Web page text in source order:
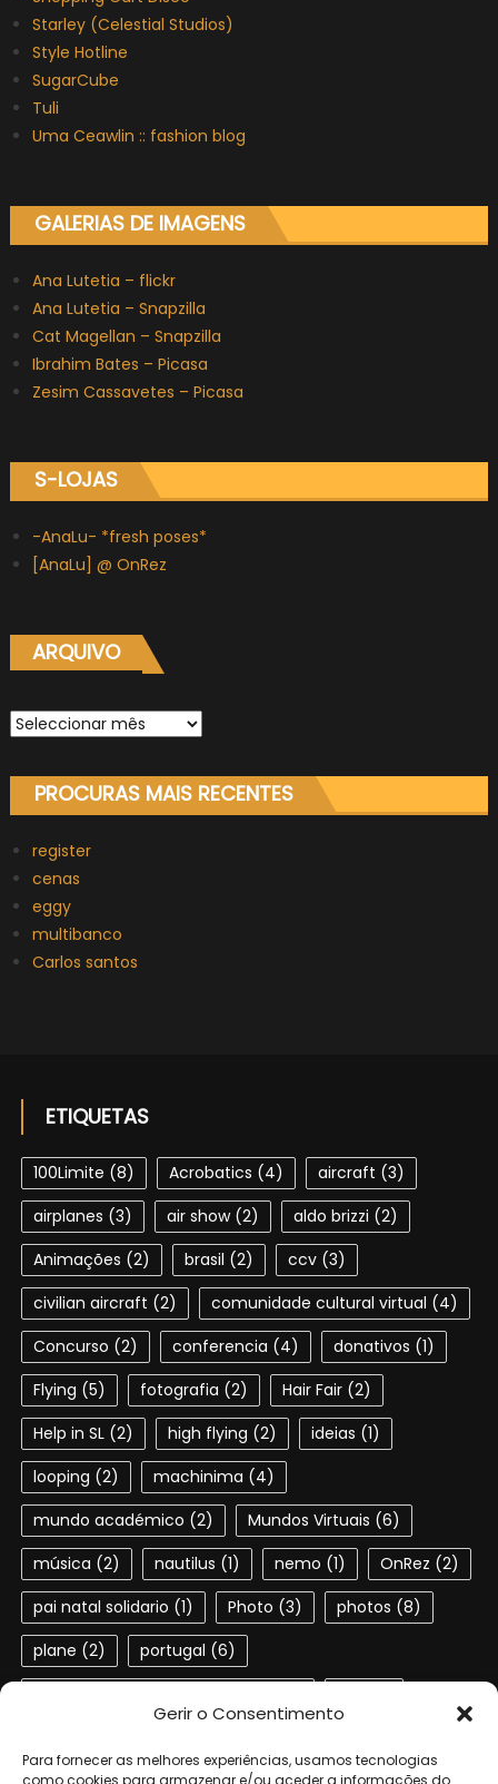
Gerir o Consentimento
Para fornecer as melhores experiências, usamos tecnologias
como cookies para armazenar e/ou aceder a informações do
Starley (Celestial Studios)
Style Hotline
SugarCube
Tuli
Uma Ceawlin :: fashion blog
GALERIAS DE IMAGENS
Ana Lutetia – flickr
Ana Lutetia – Snapzilla
Cat Magellan – Snapzilla
Ibrahim Bates – Picasa
Zesim Cassavetes – Picasa
S-LOJAS
-AnaLu- *fresh poses*
[AnaLu] @ OnRez
ARQUIVO
Arquivo
PROCURAS MAIS RECENTES
register
cenas
eggy
multibanco
Carlos santos
ETIQUETAS
100Limite (8) Acrobatics (4) aircraft (3)
airplanes (3) air show(2) aldo brizzi (2)
Animações (2) brasil (2) ccv(3)
civilian aircraft (2) comunidade cultural virtual (4)
Concurso (2) conferencia (4) donativos (1)
Flying (5) fotografia (2) Hair Fair(2)
Help in SL(2) high flying (2) ideias (1)
looping (2) machinima (4)
mundo académico (2) Mundos Virtuais (6)
música (2) nautilus (1) nemo (1) OnRez (2)
pai natal solidario (1) Photo (3) photos (8)
plane (2) portugal (6)